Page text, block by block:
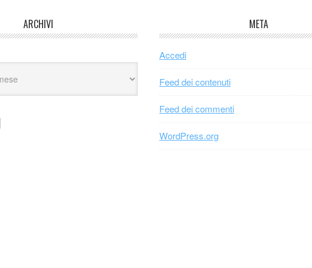
ARCHIVI META
Accedi
Feed dei contenuti
Feed dei commenti
WordPress.org